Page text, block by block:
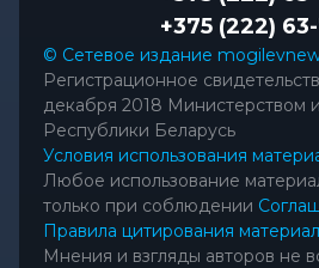
+375 (222)
© Сетевое издание
Регистрационное
декабря 2018 Министерством
Республики Беларусь
Условия использования
Любое использование
только при соблюдении
Правила цитирования
Мнения и взгляды авторов не